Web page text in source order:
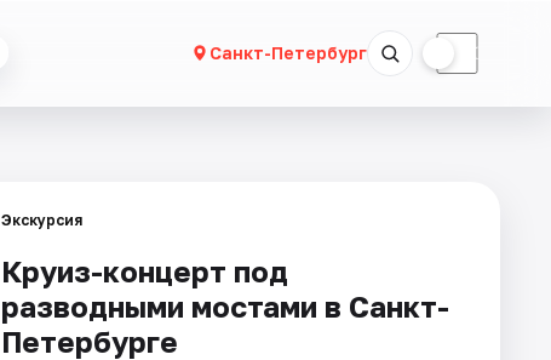
Санкт-Петербург ☾
Экскурсия
Круиз-концерт под
разводными мостами в Санкт-
Петербурге